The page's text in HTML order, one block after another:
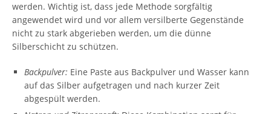
werden. Wichtig ist, dass jede Methode sorgfältig
angewendet wird und vor allem versilberte Gegenstände
nicht zu stark abgerieben werden, um die dünne
Silberschicht zu schützen.
Backpulver: Eine Paste aus Backpulver und Wasser kann
auf das Silber aufgetragen und nach kurzer Zeit
abgespült werden.